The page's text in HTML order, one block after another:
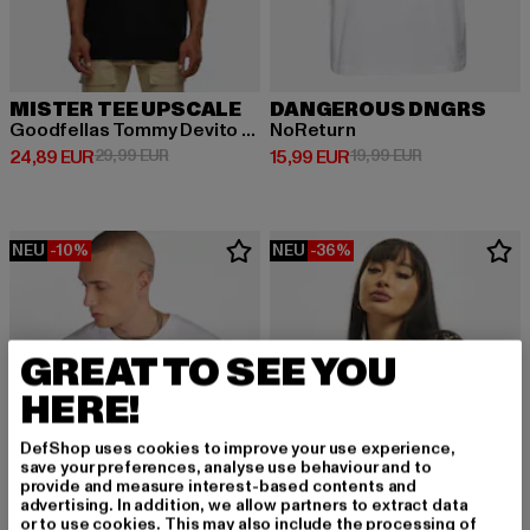
MISTER TEE UPSCALE
Goodfellas Tommy Devito Oversize
24,89 EUR
Derzeitiger Preis: 24,89 EUR
29,99 EURAktionspreis: 29,99 EUR
DANGEROUS DNGRS
NoReturn
15,99 EUR
Derzeitiger Preis: 15,99 EUR
19,99 EURAktionspreis:
NEU -10% NEU -36%
GREAT TO SEE YOU
HERE!
DefShop uses cookies to improve your use experience,
save your preferences, analyse use behaviour and to
provide and measure interest-based contents and
advertising. In addition, we allow partners to extract data
or to use cookies. This may also include the processing of